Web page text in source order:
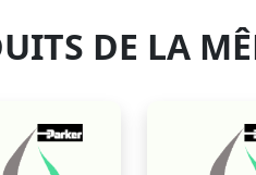
DE LA